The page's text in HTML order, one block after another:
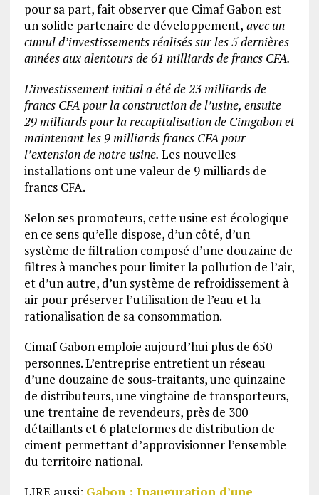
pour sa part, fait observer que Cimaf Gabon est
un solide partenaire de développement, avec un
cumul d’investissements réalisés sur les 5 dernières
années aux alentours de 61 milliards de francs CFA.
L’investissement initiala étéde 23 milliards de
francs CFA pour la construction de l’usine, ensuite
29 milliards pour la recapitalisation de Cimgabon et
maintenant les 9 milliards francs CFA pour
l’extension de notre usine. Les nouvelles
installations ont une valeur de 9 milliards de
francs CFA.
Selon ses promoteurs, cette usine est écologique
en ce sens qu’elle dispose, d’un côté, d’un
système de filtration composé d’une douzaine de
filtres à manches pour limiter la pollution de l’air,
et d’un autre, d’un système de refroidissement à
air pour préserver l’utilisation de l’eau et la
rationalisation de sa consommation.
Cimaf Gabon emploie aujourd’hui plus de 650
personnes. L’entreprise entretient un réseau
d’une douzaine de sous-traitants, une quinzaine
de distributeurs, une vingtaine de transporteurs,
une trentaine de revendeurs, près de 300
détaillants et 6 plateformes de distribution de
ciment permettant d’approvisionner l’ensemble
du territoire national.